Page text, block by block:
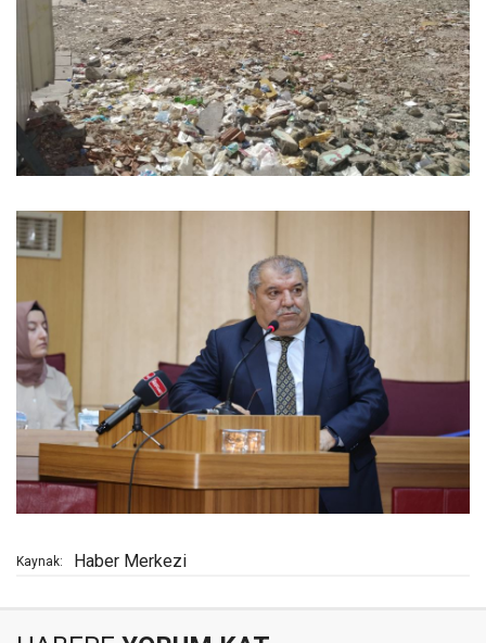
Kaynak: Haber Merkezi